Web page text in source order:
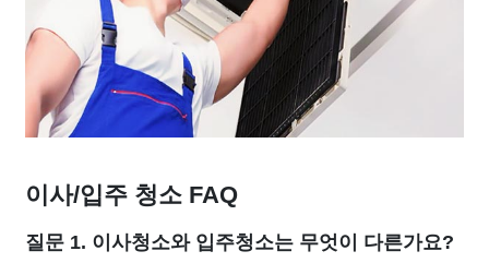
이사/입주 청소 FAQ
질문 1. 이사청소와 입주청소는 무엇이 다른가요?